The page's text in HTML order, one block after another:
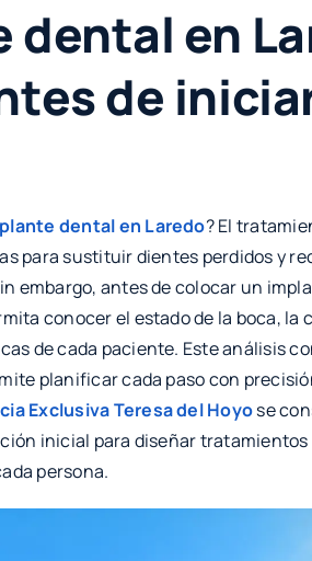
dental en
de
dental en Laredo? El
para sustituir dientes perdidos y
embargo, antes de colocar un
conocer el estado de la boca, la
de cada paciente. Este análisis
planificar cada paso con
Exclusiva Teresa del Hoyose
inicial para diseñar
persona.